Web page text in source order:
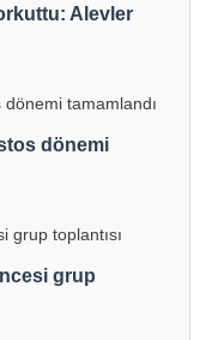
Alevler
dönemi
grup